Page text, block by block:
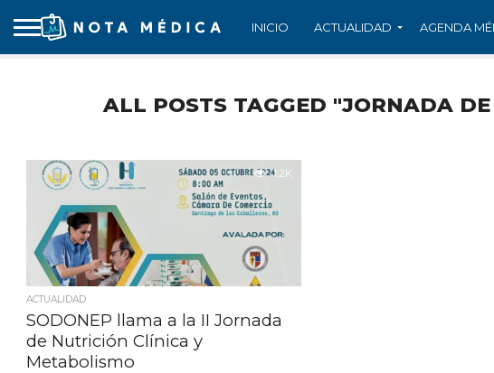
INICIO ACTUALIDAD AGENDA
ALL POSTS TAGGED "JORNADA
1.2K
ACTUALIDAD
SODONEP llama a la II Jornada
de Nutrición Clínica y
Metabolismo